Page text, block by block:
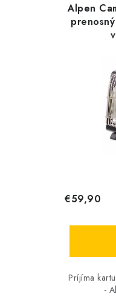
Alpen
€59,90
Príjíma
-